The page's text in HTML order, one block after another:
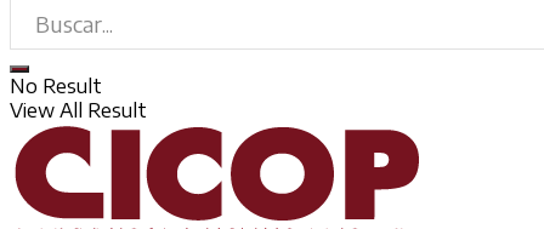
No Result
View All Result